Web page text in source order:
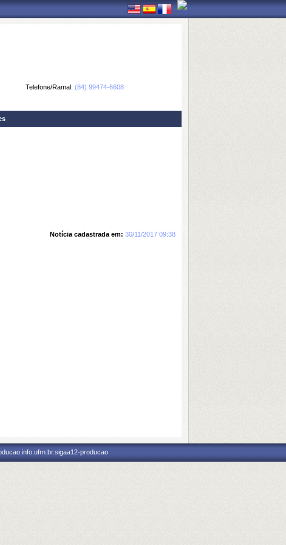
Telefone/Ramal: (84) 99474-6608
Notícia cadastrada em: 30/11/2017 09:38
producao